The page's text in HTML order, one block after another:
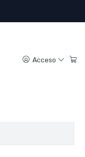
Acceso